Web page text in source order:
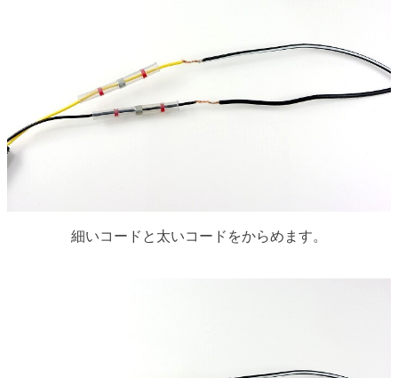
細いコードと太いコードをからめます。